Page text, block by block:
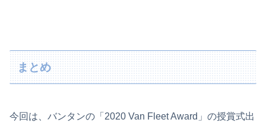
まとめ
今回は、バンタンの「2020 Van Fleet Award」の授賞式出